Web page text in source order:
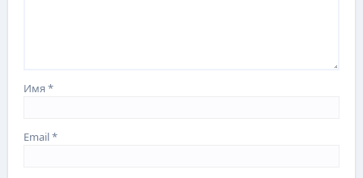
Имя*
Email*